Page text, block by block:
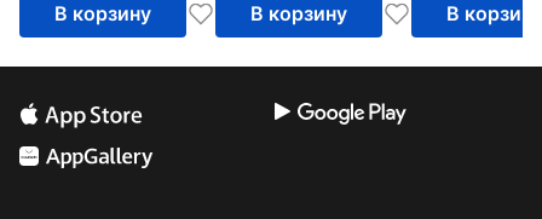
В корзину В корзину В корзину